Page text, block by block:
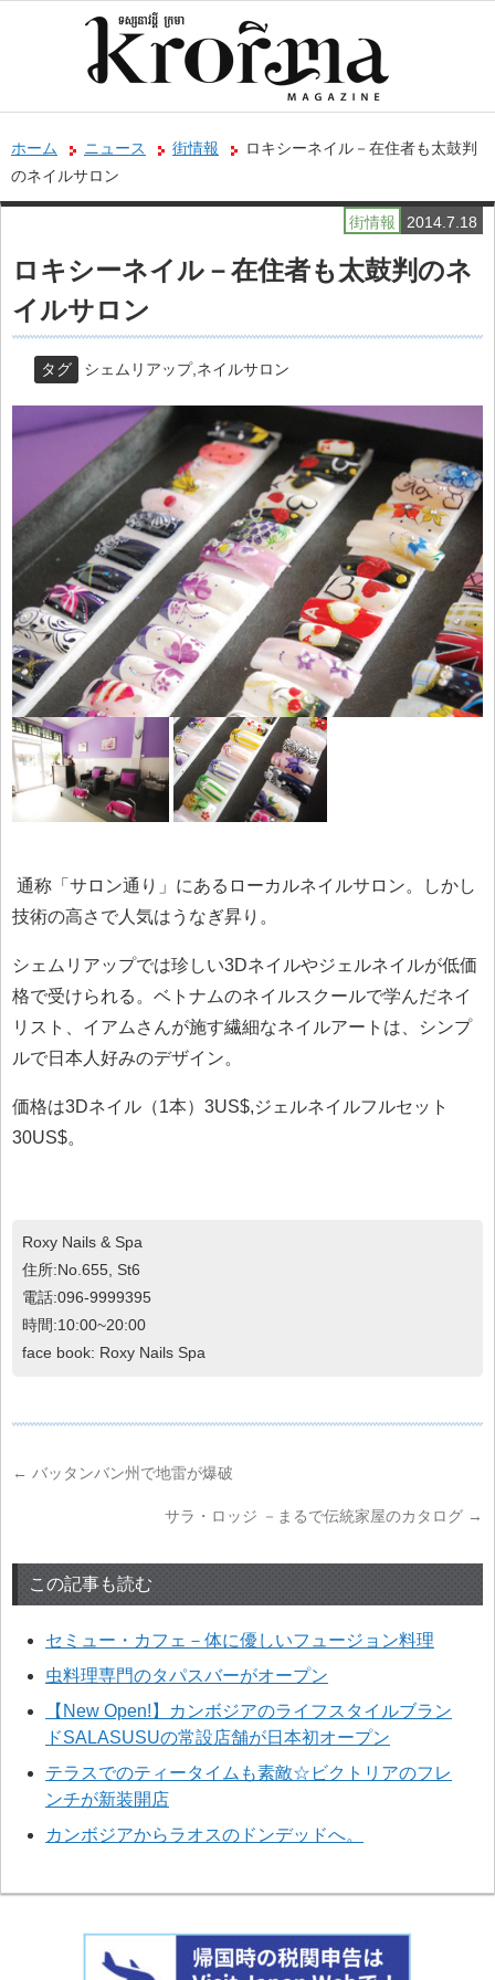
ホーム ニュース 街情報
ロキシーネイル－在住者も太鼓判
のネイルサロン
2014.7.18
街情報
ロキシーネイル－在住者も太鼓判のネ
イルサロン
タグ シェムリアップ, ネイルサロン
通称「サロン通り」にあるローカルネイルサロン。しかし
技術の高さで人気はうなぎ昇り。
シェムリアップでは珍しい3Dネイルやジェルネイルが低価
格で受けられる。ベトナムのネイルスクールで学んだネイ
リスト、イアムさんが施す繊細なネイルアートは、シンプ
ルで日本人好みのデザイン。
価格は3Dネイル（1本）3US$,ジェルネイルフルセット
30US$。
Roxy Nails & Spa
住所:No.655, St6
電話:096-9999395
時間:10:00~20:00
face book: Roxy Nails Spa
← バッタンバン州で地雷が爆破
サラ・ロッジ －まるで伝統家屋のカタログ →
この記事も読む
セミュー・カフェ－体に優しいフュージョン料理
虫料理専門のタパスバーがオープン
【New Open!】カンボジアのライフスタイルブラン
ドSALASUSUの常設店舗が日本初オープン
テラスでのティータイムも素敵☆ビクトリアのフレ
ンチが新装開店
カンボジアからラオスのドンデッドへ。